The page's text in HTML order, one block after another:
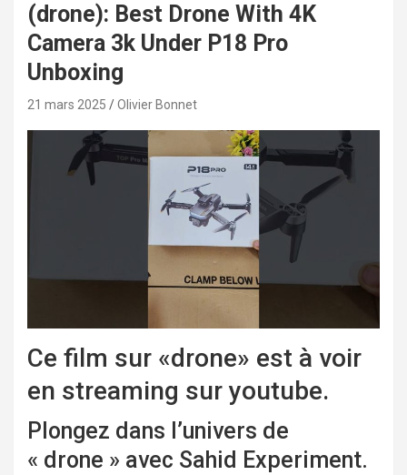
(drone): Best Drone With 4K
Camera 3k Under P18 Pro
Unboxing
21 mars 2025 Olivier Bonnet
Ce film sur «drone» est à voir
en streaming sur youtube.
Plongez dans l’univers de
« drone » avec Sahid Experiment.